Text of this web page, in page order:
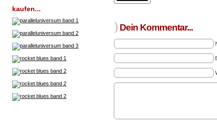
kaufen...
) Dein Kommentar...